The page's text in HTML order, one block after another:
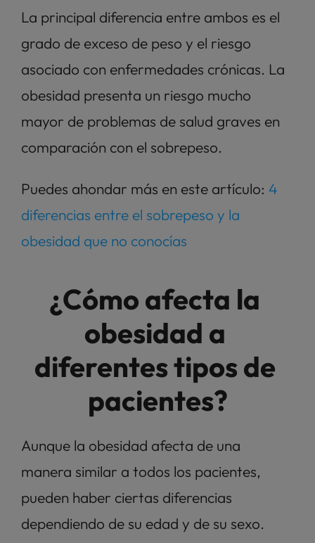
La principal diferencia entre ambos es el
grado de exceso de peso y el riesgo
asociado con enfermedades crónicas. La
obesidad presenta un riesgo mucho
mayor de problemas de salud graves en
comparación con el sobrepeso.
Puedes ahondar más en este artículo: 4
diferencias entre el sobrepeso y la
obesidad que no conocías
¿Cómo afecta la
obesidad a
diferentes tipos de
pacientes?
Aunque la obesidad afecta de una
manera similar a todos los pacientes,
pueden haber ciertas diferencias
dependiendo de su edad y de su sexo.